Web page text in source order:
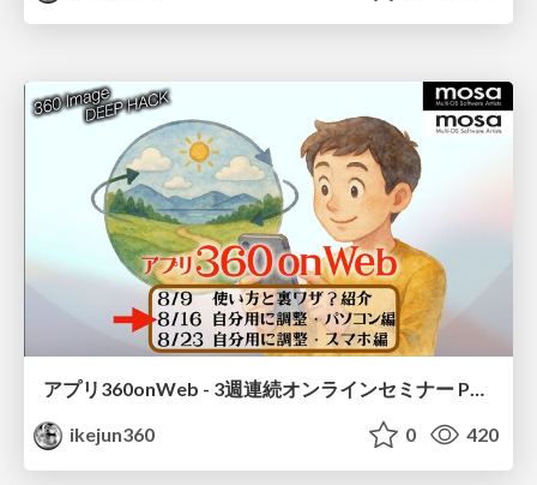
アプリ360onWeb - 3週連続オンラインセミナー Part2・自分用に調整パソコン編
ikejun360
0 420